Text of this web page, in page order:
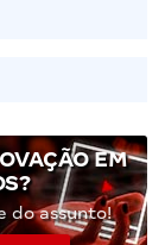
EM
do assunto!